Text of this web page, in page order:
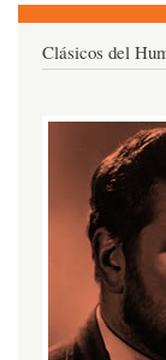
Clásicos del